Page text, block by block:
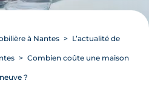
à Nantes L’actualité de
Combien coûte une maison
neuve ?